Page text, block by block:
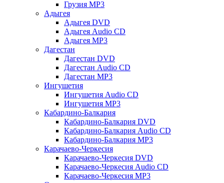
Грузия MP3
Адыгея
Адыгея DVD
Адыгея Audio CD
Адыгея MP3
Дагестан
Дагестан DVD
Дагестан Audio CD
Дагестан MP3
Ингушетия
Ингушетия Audio CD
Ингушетия MP3
Кабардино-Балкария
Кабардино-Балкария DVD
Кабардино-Балкария Audio CD
Кабардино-Балкария MP3
Карачаево-Черкесия
Карачаево-Черкесия DVD
Карачаево-Черкесия Audio CD
Карачаево-Черкесия MP3